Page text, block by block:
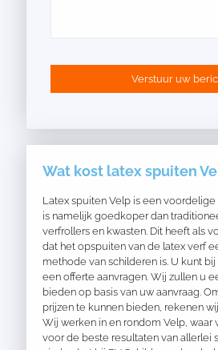
Wat kost latex spuiten
Latex spuiten Velp is een
is namelijk goedkoper dan
verfrollers en kwasten. Dit heeft als
dat het opspuiten van de latex verf
methode van schilderen is. U kunt
een offerte aanvragen. Wij zullen u
bieden op basis van uw aanvraag.
prijzen te kunnen bieden, rekenen
Wij werken in en rondom Velp, waar
voor de beste resultaten van allerlei